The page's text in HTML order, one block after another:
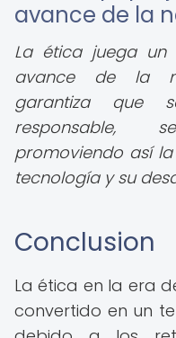
avance de la
La ética juega un
avance de la
garantiza que
responsable,
promoviendo así
tecnología y su
Conclusion
La ética en la era
convertido en un